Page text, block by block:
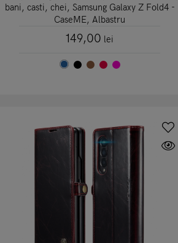
bani, casti, chei, Samsung Galaxy Z Fold4 -
CaseME, Albastru
149,00 lei